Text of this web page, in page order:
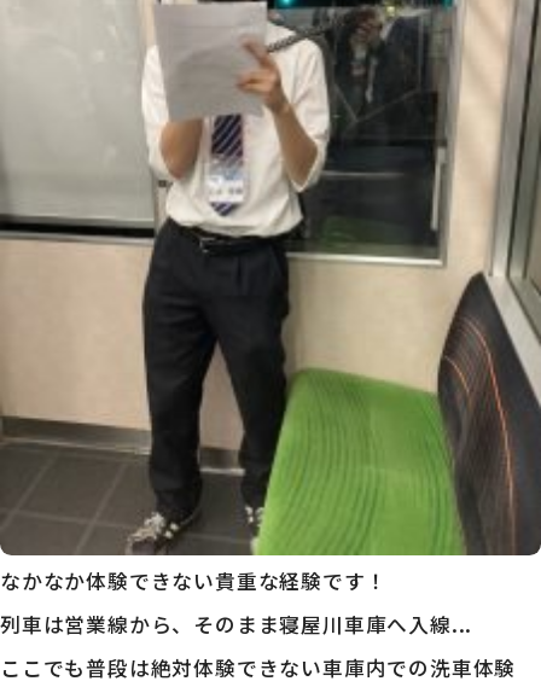
なかなか体験できない貴重な経験です！
列車は営業線から、そのまま寝屋川車庫へ入線...
ここでも普段は絶対体験できない車庫内での洗車体験